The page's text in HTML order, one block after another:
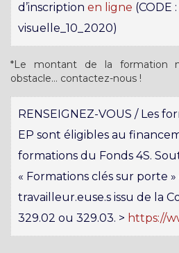
d’inscription en ligne (CODE
visuelle_10_2020)
*Le montant de la formation
obstacle… contactez-nous !
RENSEIGNEZ-VOUS / Les
EP sont éligibles au
formations du Fonds 4S.
« Formations clés sur porte
travailleur.euse.s issu de la
329.02 ou 329.03. > https://